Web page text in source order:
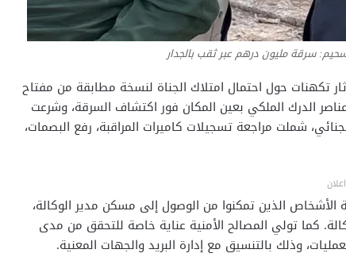
سرقة مليون درهم عبر ثقب بالجدار
تكهنات حول احتمال امتلاك الجناة لنسخة مطابقة من مفتاح
الدرك الملكي بعين المكان فور اكتشاف السرقة، وشرعت
شملت مراجعة تسجيلات كاميرات المراقبة، رفع البصمات،
اعلان
الذين تمكنوا من الوصول إلى مسكن مدير الوكالة،
كما تولي المصالح الأمنية عناية خاصة للتحقق من مدى
وذلك بالتنسيق مع إدارة البريد والجهات المعنية.